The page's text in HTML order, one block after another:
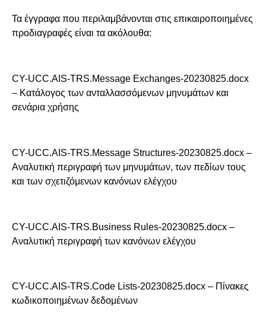
Τα έγγραφα που περιλαμβάνονται στις επικαιροποιημένες
προδιαγραφές είναι τα ακόλουθα:
CY-UCC.AIS-TRS.Message Exchanges-20230825.docx
– Κατάλογος των ανταλλασσόμενων μηνυμάτων και
σενάρια χρήσης
CY-UCC.AIS-TRS.Message Structures-20230825.docx –
Αναλυτική περιγραφή των μηνυμάτων, των πεδίων τους
και των σχετιζόμενων κανόνων ελέγχου
CY-UCC.AIS-TRS.Business Rules-20230825.docx –
Αναλυτική περιγραφή των κανόνων ελέγχου
CY-UCC.AIS-TRS.Code Lists-20230825.docx – Πίνακες
κωδικοποιημένων δεδομένων